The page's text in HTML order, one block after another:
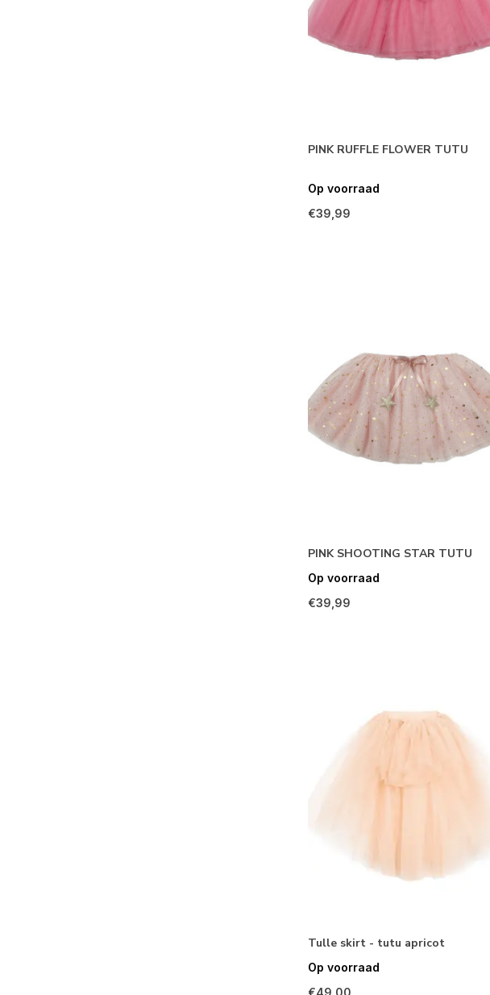
PINK RUFFLE FLOWER TUTU
Op voorraad
€39,99
PINK SHOOTING STAR TUTU
Op voorraad
€39,99
Tulle skirt - tutu apricot
Op voorraad
€49,00